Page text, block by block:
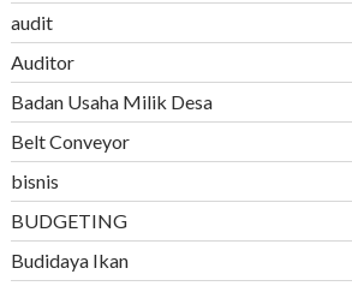
audit
Auditor
Badan Usaha Milik Desa
Belt Conveyor
bisnis
BUDGETING
Budidaya Ikan